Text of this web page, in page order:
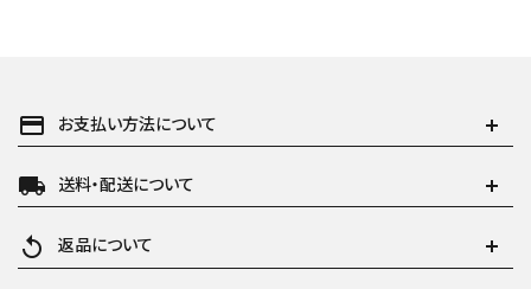
payment お支払い方法について
local_shipping 送料・配送について
replay 返品について